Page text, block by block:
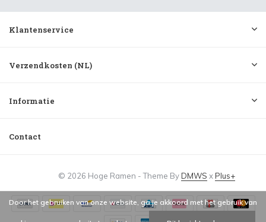
Klantenservice
Verzendkosten (NL)
Informatie
Contact
© 2026 Hoge Ramen - Theme ByDMWS xPlus+
Door het gebruiken van onze website, ga je akkoord met het gebruik van